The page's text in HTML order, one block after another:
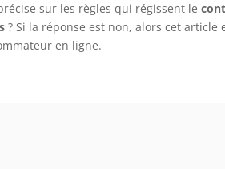
sur les règles qui régissent le
? Si la réponse est non, alors cet article
en ligne.